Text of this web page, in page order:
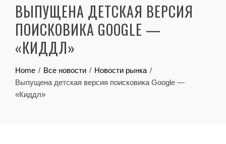
ВЫПУЩЕНА ДЕТСКАЯ ВЕРСИЯ
ПОИСКОВИКА GOOGLE —
«КИДДЛ»
Home Все новости
Новости рынка
Выпущена детская версия поисковика Google —
«Киддл»